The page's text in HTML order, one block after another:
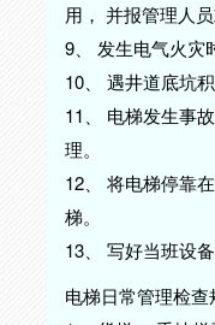
用， 并报管理人
9、 发生电气火灾
10、 遇井道底坑
11、 电梯发生事
理。
12、 将电梯停靠
梯。
13、 写好当班设
电梯日常管理检查